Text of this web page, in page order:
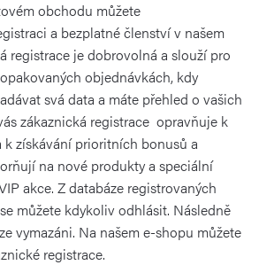
obchodu můžete
a bezplatné členství v našem
registrace je dobrovolná a slouží pro
objednávkách, kdy
svá data a máte přehled o vašich
zákaznická registrace opravňuje k
získávání prioritních bonusů a
na nové produkty a speciální
akce. Z databáze registrovaných
můžete kdykoliv odhlásit. Následně
vymazáni. Na našem e-shopu můžete
registrace.